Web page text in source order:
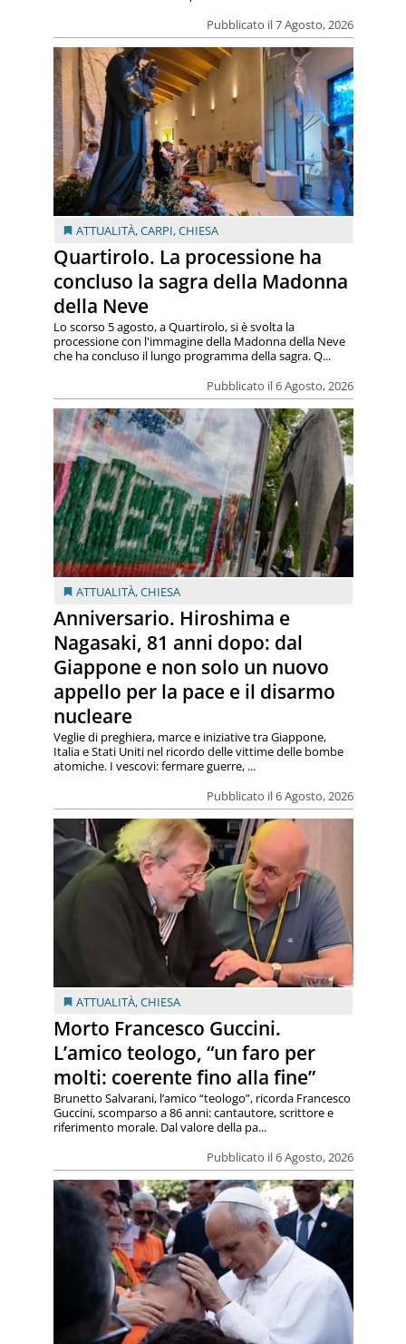
Pubblicato il 7 Agosto, 2026
ATTUALITÀ,CARPI,CHIESA
Quartirolo. La processione ha
concluso la sagra della Madonna
della Neve
Pubblicato il 6 Agosto, 2026
Lo scorso 5 agosto, a Quartirolo, si è svolta la
processione con l'immagine della Madonna della Neve
che ha concluso il lungo programma della sagra. Q...
ATTUALITÀ,CHIESA
Anniversario. Hiroshima e
Nagasaki, 81 anni dopo: dal
Giappone e non solo un nuovo
appello per la pace e il disarmo
nucleare
Pubblicato il 6 Agosto, 2026
Veglie di preghiera, marce e iniziative tra Giappone,
Italia e Stati Uniti nel ricordo delle vittime delle bombe
atomiche. I vescovi: fermare guerre, ...
ATTUALITÀ,CHIESA
Morto Francesco Guccini.
L’amico teologo, “un faro per
molti: coerente fino alla fine”
Pubblicato il 6 Agosto, 2026
Brunetto Salvarani, l’amico “teologo”, ricorda Francesco
Guccini, scomparso a 86 anni: cantautore, scrittore e
riferimento morale. Dal valore della pa...